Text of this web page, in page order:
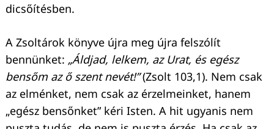
dicsőítésben.
A Zsoltárok könyve újra meg újra felszólít
bennünket: „Áldjad, lelkem, az Urat, és egész
bensőm az ő szent nevét!”(Zsolt 103,1). Nem csak
az elménket, nem csak az érzelmeinket, hanem
„egész bensőnket” kéri Isten. A hit ugyanis nem